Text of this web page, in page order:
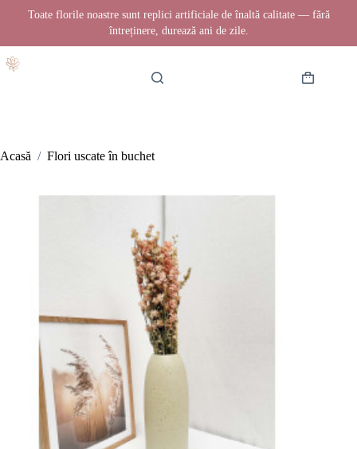
Toate florile noastre sunt replici artificiale de înaltă calitate — fără
întreținere, durează ani de zile.
la
Coș
Acasă / Flori uscate în buchet